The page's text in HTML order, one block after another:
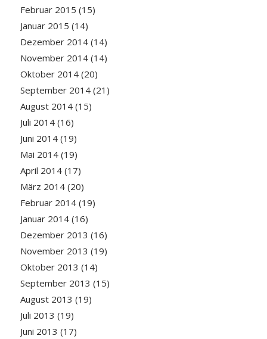
Februar 2015 (15)
Januar 2015 (14)
Dezember 2014(14)
November 2014(14)
Oktober 2014(20)
September 2014(21)
August 2014(15)
Juli 2014(16)
Juni 2014(19)
Mai 2014(19)
April 2014(17)
März 2014(20)
Februar 2014(19)
Januar 2014(16)
Dezember 2013 (16)
November 2013 (19)
Oktober 2013 (14)
September 2013 (15)
August 2013 (19)
Juli 2013 (19)
Juni 2013 (17)